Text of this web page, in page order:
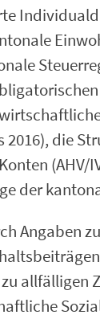
die
der
Angaben
allfälligen